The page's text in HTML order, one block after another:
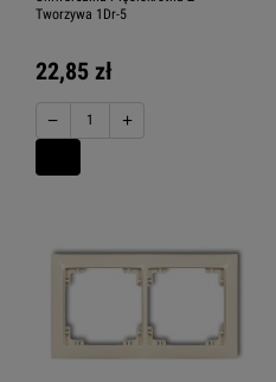
Tworzywa 1Dr-5
22,85 zł
− +